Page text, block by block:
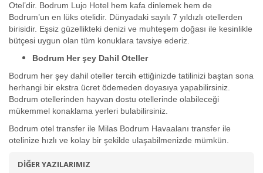
Otel’dir. Bodrum Lujo Hotel hem kafa dinlemek hem de
Bodrum’un en lüks otelidir. Dünyadaki sayılı 7 yıldızlı otellerden
birisidir. Eşsiz güzellikteki denizi ve muhteşem doğası ile kesinlikle
bütçesi uygun olan tüm konuklara tavsiye ederiz.
Bodrum Her şey Dahil Oteller
Bodrum her şey dahil oteller tercih ettiğinizde tatilinizi baştan sona
herhangi bir ekstra ücret ödemeden doyasıya yapabilirsiniz.
Bodrum otellerinden hayvan dostu otellerinde olabileceği
mükemmel konaklama yerleri bulabilirsiniz.
Bodrum otel transfer ile Milas Bodrum Havaalanı transfer ile
otelinize hızlı ve kolay bir şekilde ulaşabilmenizde mümkün.
DİĞER YAZILARIMIZ